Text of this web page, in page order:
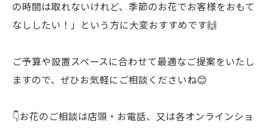
の時間は取れないけれど、季節のお花でお客様をおもて
なししたい！」という方に大変おすすめです🙌
ご予算や設置スペースに合わせて最適なご提案をいたし
ますので、ぜひお気軽にご相談くださいね😊
👇お花のご相談は店頭・お電話、又は各オンラインショ